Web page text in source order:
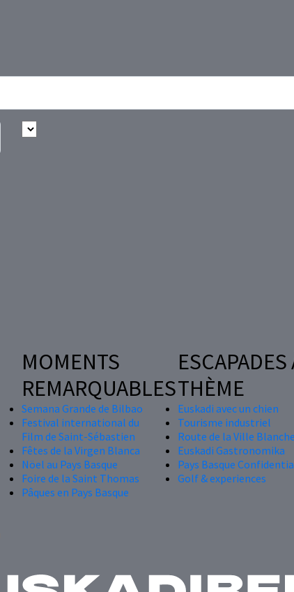
MOMENTS
REMARQUABLES
Semana Grande de Bilbao
Festival international du
Film de Saint-Sébastien
Fêtes de la Virgen Blanca
Nöel au Pays Basque
Foire de la Saint Thomas
Pâques en Pays Basque
ESCAPADES
THÈME
Euskadi avec un chien
Tourisme industriel
Route de la Ville Blanche
Euskadi Gastronomika
Pays Basque
Golf & experiences